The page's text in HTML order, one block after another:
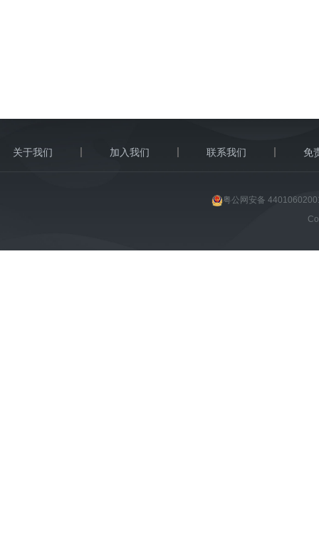
关于我们 加入我们 联系我们 免
粤公网安备